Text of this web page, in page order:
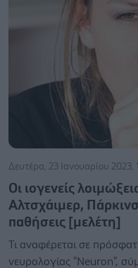
Δευτέρα, 23 Ιανουαρίου 2023,
Οι ιογενείς
Αλτσχάιμερ,
παθήσεις [μελέτη]
Τι αναφέρεται σε
νευρολογίας "Neuron",